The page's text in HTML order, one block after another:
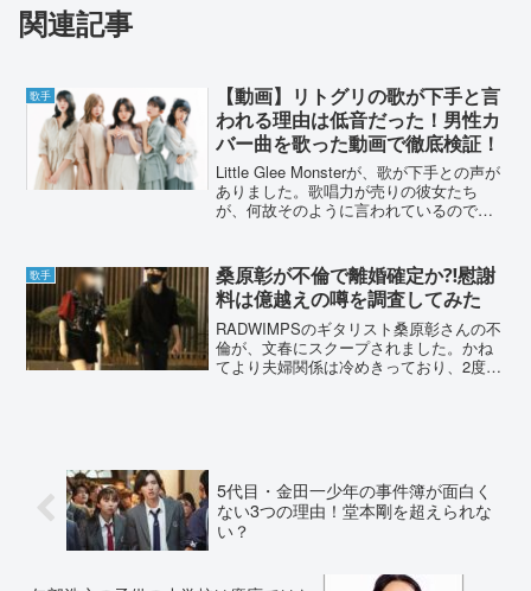
関連記事
歌手
【動画】リトグリの歌が下手と言
われる理由は低音だった！男性カ
バー曲を歌った動画で徹底検証！
Little Glee Monsterが、歌が下手との声が
ありました。歌唱力が売りの彼女たち
が、何故そのように言われているのでし
ていきます。【動画】リトグリの歌が下
手と...
歌手
桑原彰が不倫で離婚確定か⁈慰謝
料は億越えの噂を調査してみた
RADWIMPSのギタリスト桑原彰さんの不
倫が、文春にスクープされました。かね
てより夫婦関係は冷めきっており、2度の
5代目・金田一少年の事件簿が面白く
ない3つの理由！堂本剛を超えられな
い？